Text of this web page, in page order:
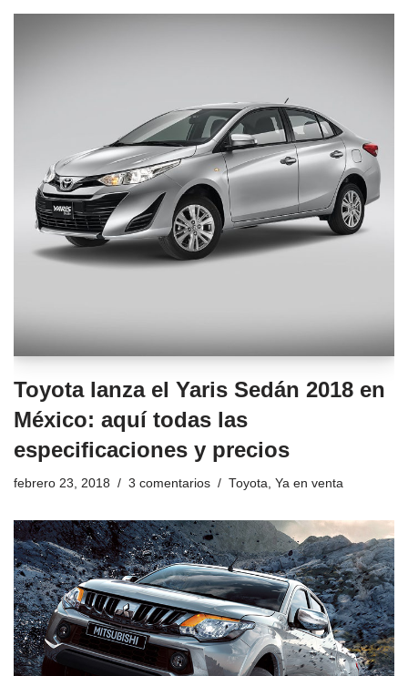
Toyota lanza el Yaris Sedán 2018 en
México: aquí todas las
especificaciones y precios
febrero 23, 2018 3 comentarios Toyota, Ya en venta